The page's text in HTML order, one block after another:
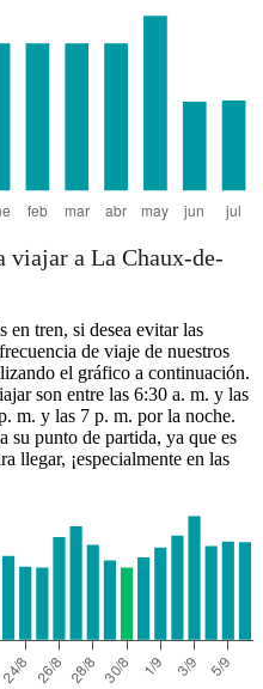
viajar a La Chaux-de-
tren, si desea evitar las
de viaje de nuestros
el gráfico a continuación.
son entre las 6:30 a. m. y las
m. y las 7 p. m. por la noche.
su punto de partida, ya que es
llegar, ¡especialmente en las